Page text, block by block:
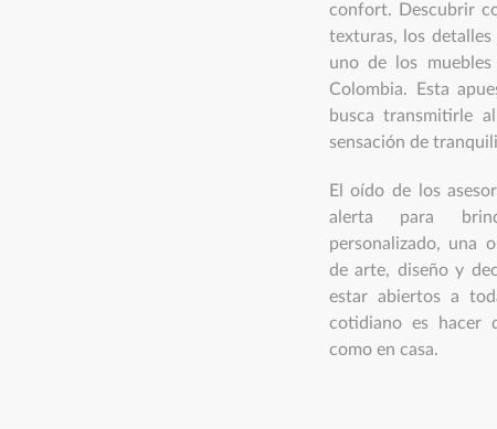
confort. Descubrir
texturas, los
uno de los
Colombia. Esta
busca transmitirle
sensación de
El oído de los
alerta para
personalizado, una
de arte, diseño y
estar abiertos a
cotidiano es hacer
como en casa.